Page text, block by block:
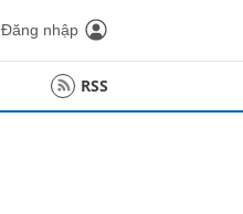
Đăng nhập
RSS